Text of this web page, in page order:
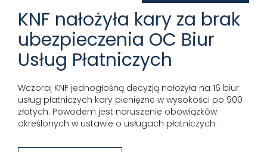
KNF nałożyła kary za brak
ubezpieczenia OC Biur
Usług Płatniczych
Wczoraj KNF jednogłośną decyzją nałożyła na 16 biur
usług płatniczych kary pieniężne w wysokości po 900
złotych. Powodem jest naruszenie obowiązków
określonych w ustawie o usługach płatniczych.